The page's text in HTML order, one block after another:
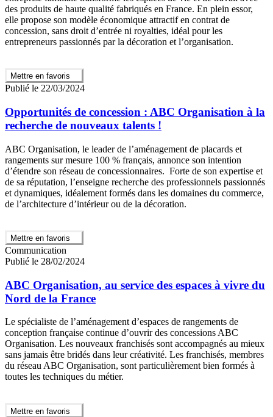
des produits de haute qualité fabriqués en France. En plein essor,
elle propose son modèle économique attractif en contrat de
concession, sans droit d’entrée ni royalties, idéal pour les
entrepreneurs passionnés par la décoration et l’organisation.
Mettre en favoris
Publié le 22/03/2024
Opportunités de concession : ABC Organisation à la
recherche de nouveaux talents !
ABC Organisation, le leader de l’aménagement de placards et
rangements sur mesure 100 % français, annonce son intention
d’étendre son réseau de concessionnaires. Forte de son expertise et
de sa réputation, l’enseigne recherche des professionnels passionnés
et dynamiques, idéalement formés dans les domaines du commerce,
de l’architecture d’intérieur ou de la décoration.
Mettre en favoris
Communication
Publié le 28/02/2024
ABC Organisation, au service des espaces à vivre du
Nord de la France
Le spécialiste de l’aménagement d’espaces de rangements de
conception française continue d’ouvrir des concessions ABC
Organisation. Les nouveaux franchisés sont accompagnés au mieux
sans jamais être bridés dans leur créativité. Les franchisés, membres
du réseau ABC Organisation, sont particulièrement bien formés à
toutes les techniques du métier.
Mettre en favoris